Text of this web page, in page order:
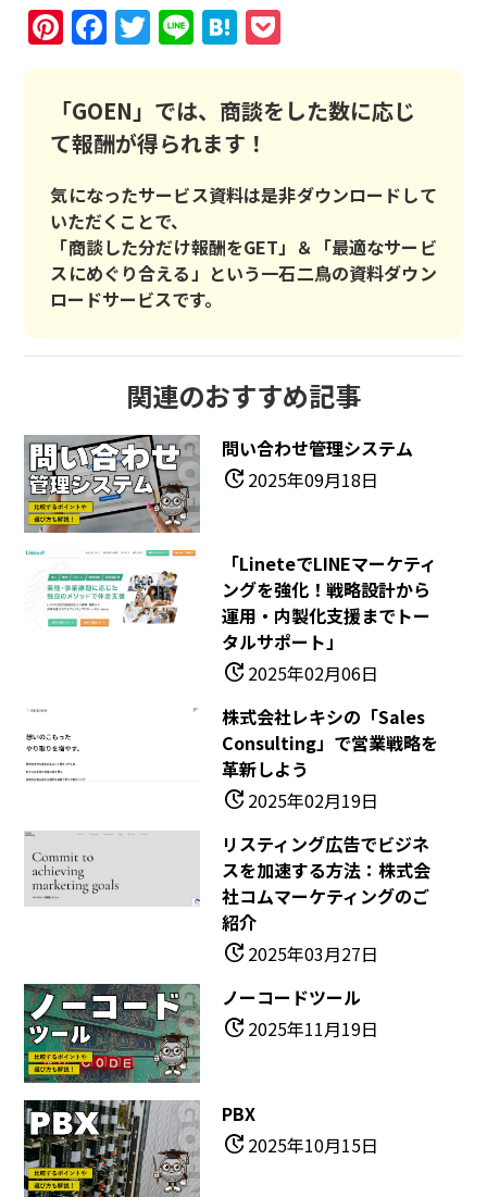
Pinterest
Facebook
Twitter
LineHatena
「GOEN」では、商談をした数に応じ
て報酬が得られます！
気になったサービス資料は是非ダウンロードして
いただくことで、
「商談した分だけ報酬をGET」＆「最適なサービ
スにめぐり合える」という一石二鳥の資料ダウン
ロードサービスです。
関連のおすすめ記事
問い合わせ管理システム
update2025年09月18日
「LineteでLINEマーケティ
ングを強化！戦略設計から
運用・内製化支援までトー
タルサポート」
update2025年02月06日
株式会社レキシの「Sales
Consulting」で営業戦略を
革新しよう
update2025年02月19日
リスティング広告でビジネ
スを加速する方法：株式会
社コムマーケティングのご
紹介
update2025年03月27日
ノーコードツール
update2025年11月19日
PBX
update2025年10月15日